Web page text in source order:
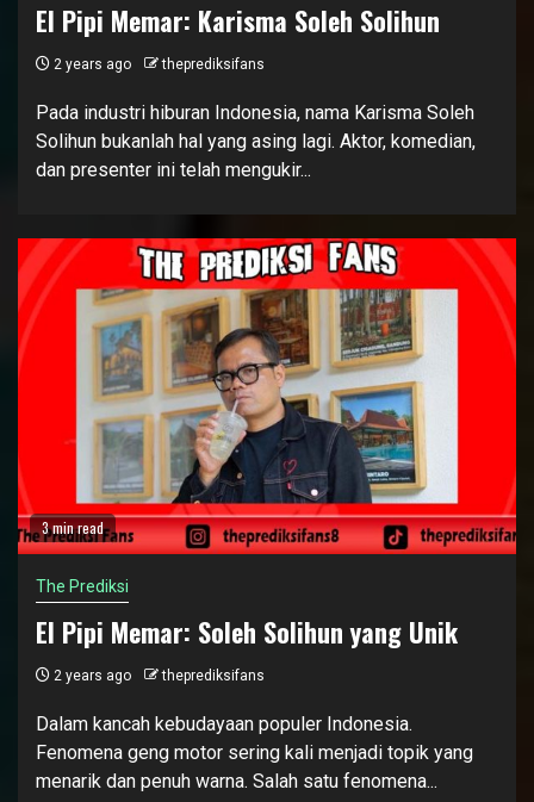
El Pipi Memar: Karisma Soleh Solihun
2 years ago theprediksifans
Pada industri hiburan Indonesia, nama Karisma Soleh
Solihun bukanlah hal yang asing lagi. Aktor, komedian,
dan presenter ini telah mengukir...
3 min read
The Prediksi
El Pipi Memar: Soleh Solihun yang Unik
2 years ago theprediksifans
Dalam kancah kebudayaan populer Indonesia.
Fenomena geng motor sering kali menjadi topik yang
menarik dan penuh warna. Salah satu fenomena...